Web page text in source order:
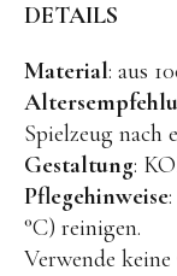
DETAILS
Material: aus
Spielzeug nach
Gestaltung:
Pflegehinweise
°C) reinigen.
Verwende